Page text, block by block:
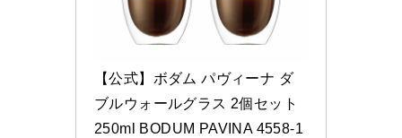
【公式】ボダム パヴィーナ ダ
ブルウォールグラス 2個セット
250ml BODUM PAVINA 4558-1